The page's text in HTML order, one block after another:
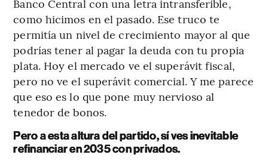
Banco Central con una letra intransferible,
como hicimos en el pasado. Ese truco te
permitía un nivel de crecimiento mayor al que
podrías tener al pagar la deuda con tu propia
plata. Hoy el mercado ve el superávit fiscal,
pero no ve el superávit comercial. Y me parece
que eso es lo que pone muy nervioso al
tenedor de bonos.
Pero a esta altura del partido, sí ves inevitable
refinanciar en 2035 con privados.